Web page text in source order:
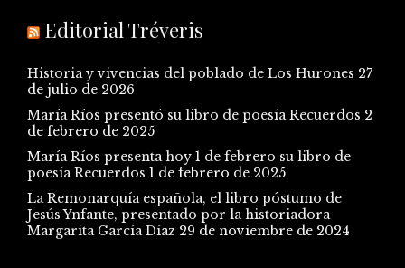
Editorial Tréveris
Historia y vivencias del poblado de Los Hurones 27
de julio de 2026
María Ríos presentó su libro de poesía Recuerdos 2
de febrero de 2025
María Ríos presenta hoy 1 de febrero su libro de
poesía Recuerdos 1 de febrero de 2025
La Remonarquía española, el libro póstumo de
Jesús Ynfante, presentado por la historiadora
Margarita García Díaz 29 de noviembre de 2024